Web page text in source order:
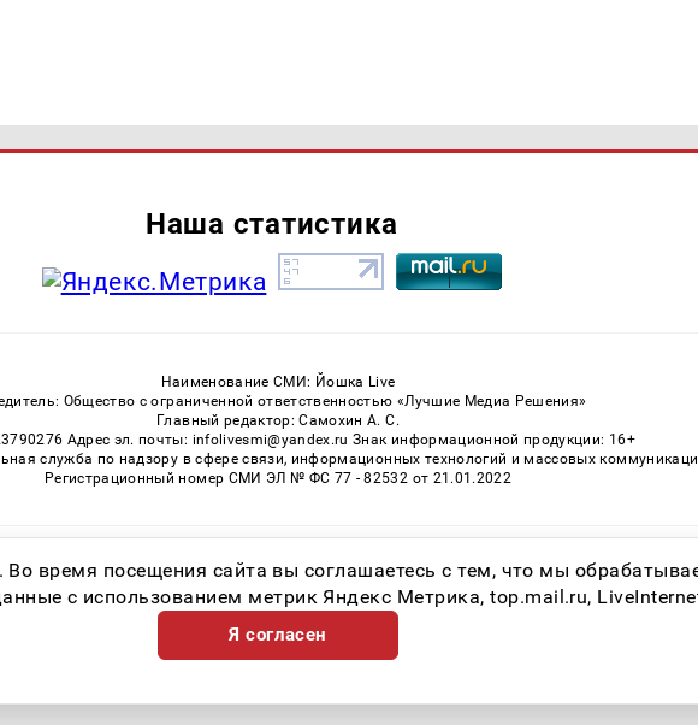
Наша статистика
Наименование СМИ: Йошка Live
Общество с ограниченной ответственностью «Лучшие Медиа Решения»
Главный редактор: Самохин А. С.
Адрес эл. почты: infolivesmi@yandex.ru Знак информационной продукции: 16+
служба по надзору в сфере связи, информационных технологий и массовых
Регистрационный номер СМИ ЭЛ № ФС 77 - 82532 от 21.01.2022
Возрастная категория сайта 16+
время посещения сайта вы соглашаетесь с тем, что мы
с использованием метрик Яндекс Метрика, top.mail.ru,
Я согласен